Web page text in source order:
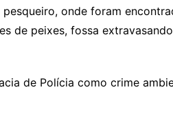
onde foram
de peixes, fossa
de Polícia como crime